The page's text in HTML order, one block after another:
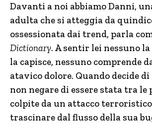
Davanti a noi abbiamo Danni,
adulta che si atteggia da
ossessionata dai trend, parla
Dictionary. A sentir lei nessuno
la capisce, nessuno comprende
atavico dolore. Quando decide
non negare di essere stata tra le
colpite da un attacco
trascinare dal flusso della sua